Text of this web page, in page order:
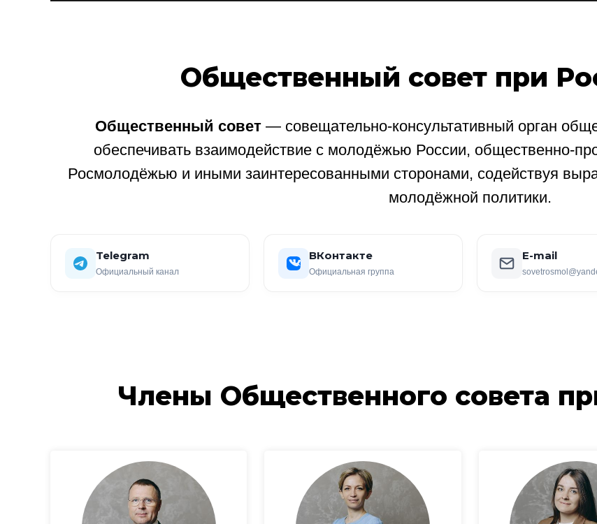
Общественный совет при
Общественный совет— совещательно-консультативный орган
обеспечивать взаимодействие с молодёжью России, общественно-
Росмолодёжью и иными заинтересованными сторонами, содействуя
молодёжной политики.
Telegram
Официальный канал
ВКонтакте
Официальная группа
E-mail
Члены Общественного совета